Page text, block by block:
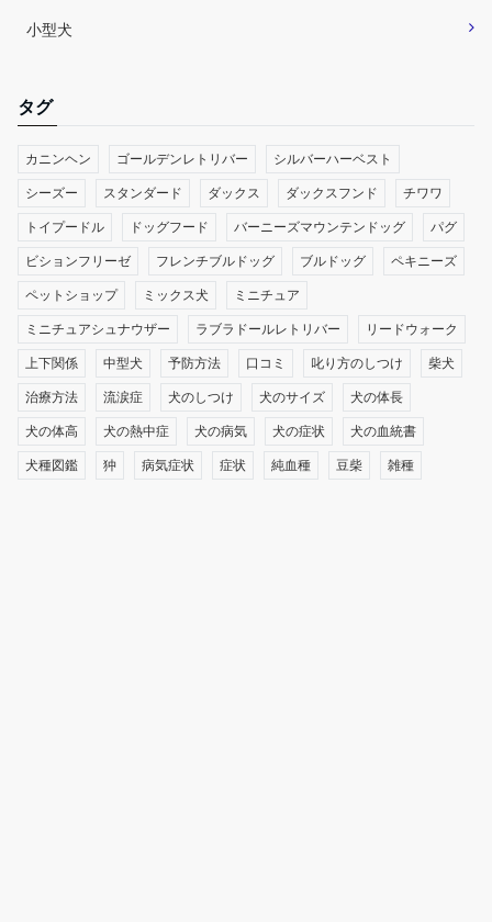
小型犬
タグ
カニンヘン ゴールデンレトリバー シルバーハーベスト
シーズー スタンダード ダックス ダックスフンド チワワ
トイプードル ドッグフード バーニーズマウンテンドッグ パグ
ビションフリーゼ フレンチブルドッグ ブルドッグ ペキニーズ
ペットショップ ミックス犬 ミニチュア
ミニチュアシュナウザー ラブラドールレトリバー リードウォーク
上下関係 中型犬 予防方法 口コミ 叱り方のしつけ 柴犬
治療方法 流涙症 犬のしつけ 犬のサイズ 犬の体長
犬の体高 犬の熱中症 犬の病気 犬の症状 犬の血統書
犬種図鑑 狆 病気症状 症状 純血種 豆柴 雑種